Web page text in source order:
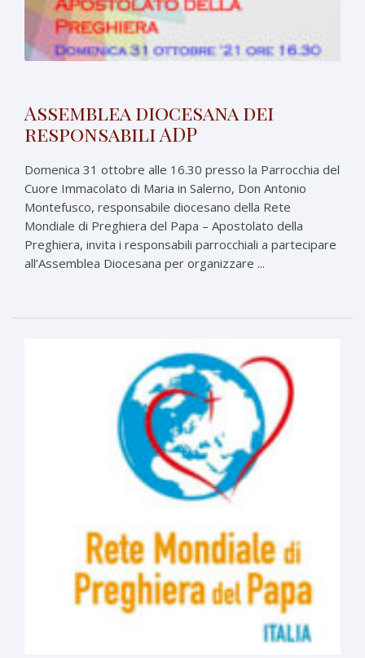
Assemblea diocesana dei
responsabili ADP
Domenica 31 ottobre alle 16.30 presso la Parrocchia del
Cuore Immacolato di Maria in Salerno, Don Antonio
Montefusco, responsabile diocesano della Rete
Mondiale di Preghiera del Papa – Apostolato della
Preghiera, invita i responsabili parrocchiali a partecipare
all’Assemblea Diocesana per organizzare ...